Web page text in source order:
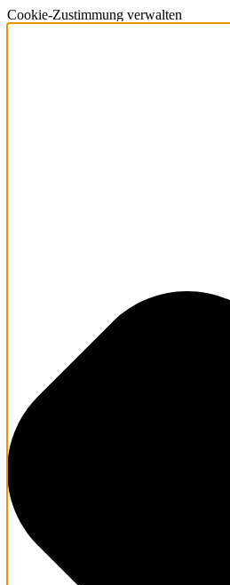
Cookie-Zustimmung verwalten